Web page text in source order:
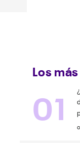
Los
01